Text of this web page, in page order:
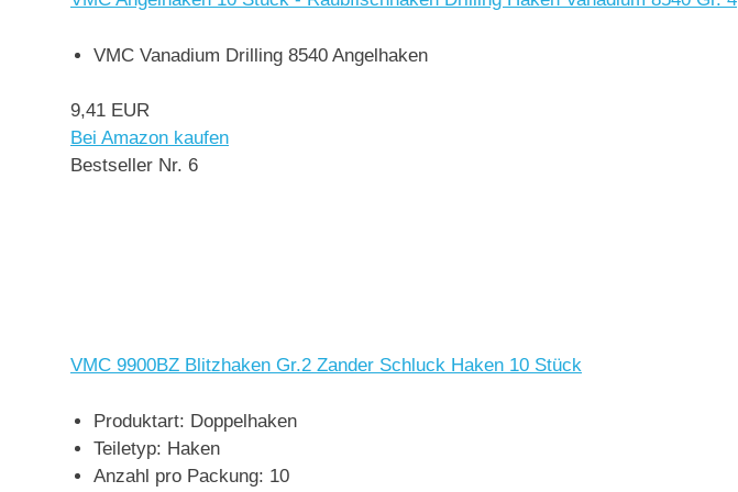
VMC Vanadium Drilling 8540 Angelhaken
9,41 EUR
Bei Amazon kaufen
Bestseller Nr. 6
VMC 9900BZ Blitzhaken Gr.2 Zander Schluck Haken 10 Stück
Produktart: Doppelhaken
Teiletyp: Haken
Anzahl pro Packung: 10